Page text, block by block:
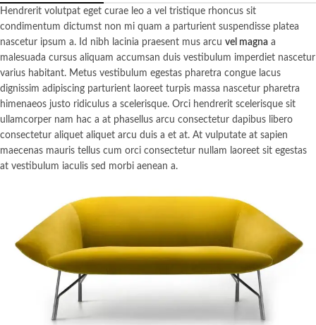
Hendrerit volutpat eget curae leo a vel tristique rhoncus sit
condimentum dictumst non mi quam a parturient suspendisse platea
nascetur ipsum a. Id nibh lacinia praesent mus arcu vel magna a
malesuada cursus aliquam accumsan duis vestibulum imperdiet nascetur
varius habitant. Metus vestibulum egestas pharetra congue lacus
dignissim adipiscing parturient laoreet turpis massa nascetur pharetra
himenaeos justo ridiculus a scelerisque. Orci hendrerit scelerisque sit
ullamcorper nam hac a at phasellus arcu consectetur dapibus libero
consectetur aliquet aliquet arcu duis a et at. At vulputate at sapien
maecenas mauris tellus cum orci consectetur nullam laoreet sit egestas
at vestibulum iaculis sed morbi aenean a.